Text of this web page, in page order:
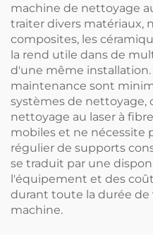
machine de nettoyage
traiter divers matériaux,
composites, les
la rend utile dans de
d'une même installation.
maintenance sont
systèmes de nettoyage,
nettoyage au laser à
mobiles et ne nécessite
régulier de supports
se traduit par une
l'équipement et des
durant toute la durée de
machine.